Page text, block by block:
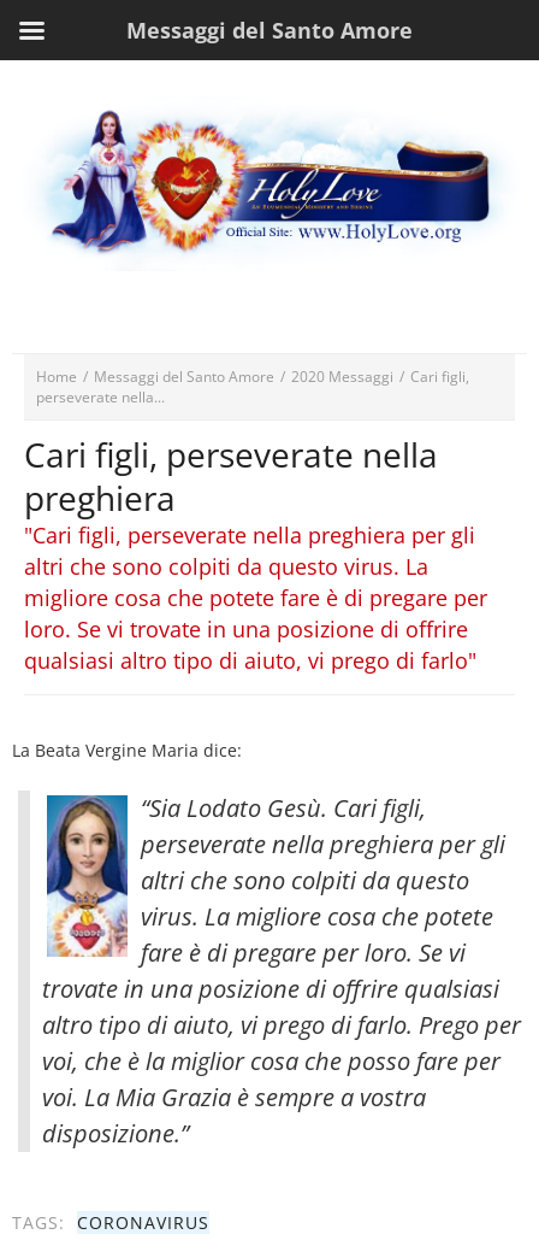
Home / Messaggi del Santo Amore / 2020 Messaggi / Cari figli,
perseverate nella...
Cari figli, perseverate nella
preghiera
"Cari figli, perseverate nella preghiera per gli
altri che sono colpiti da questo virus. La
migliore cosa che potete fare è di pregare per
loro. Se vi trovate in una posizione di offrire
qualsiasi altro tipo di aiuto, vi prego di farlo"
La Beata Vergine Maria dice:
“Sia Lodato Gesù. Cari figli,
perseverate nella preghiera per gli
altri che sono colpiti da questo
virus. La migliore cosa che potete
fare è di pregare per loro. Se vi
trovate in una posizione di offrire qualsiasi
altro tipo di aiuto, vi prego di farlo. Prego per
voi, che è la miglior cosa che posso fare per
voi. La Mia Grazia è sempre a vostra
disposizione.”
TAGS: CORONAVIRUS
Messaggi del Santo Amore